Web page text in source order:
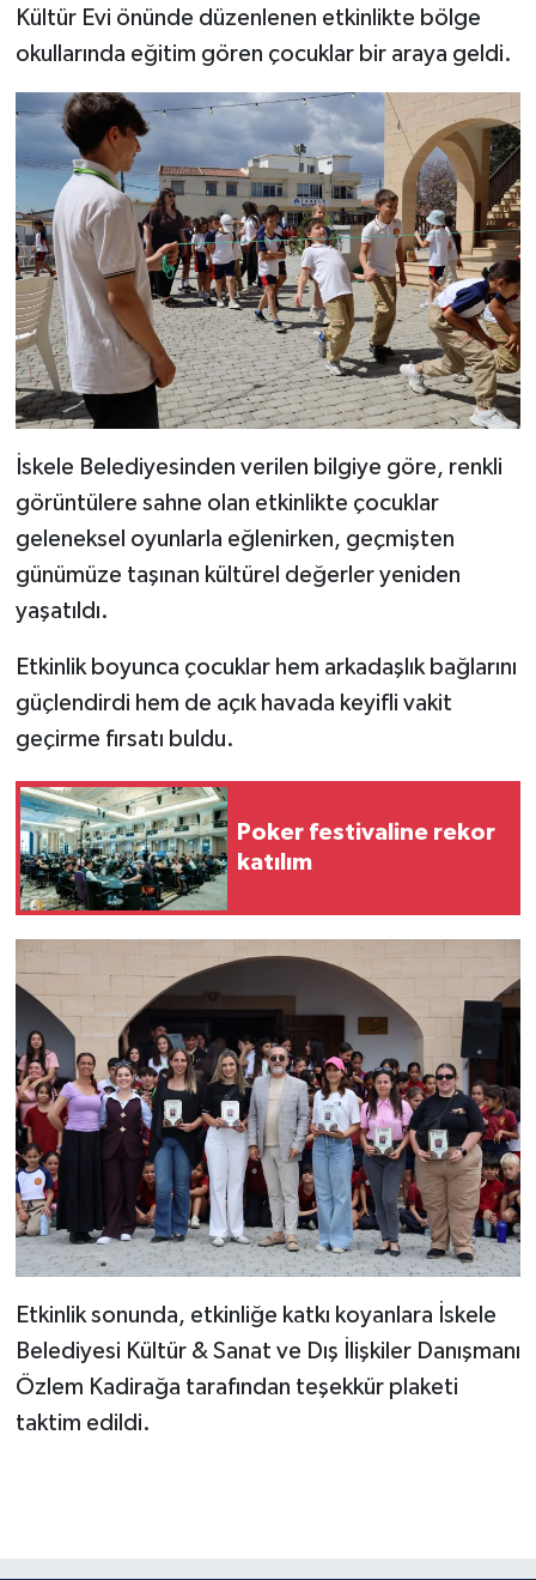
Kültür Evi önünde düzenlenen etkinlikte bölge
okullarında eğitim gören çocuklar bir araya geldi.
İskele Belediyesinden verilen bilgiye göre, renkli
görüntülere sahne olan etkinlikte çocuklar
geleneksel oyunlarla eğlenirken, geçmişten
günümüze taşınan kültürel değerler yeniden
yaşatıldı.
Etkinlik boyunca çocuklar hem arkadaşlık bağlarını
güçlendirdi hem de açık havada keyifli vakit
geçirme fırsatı buldu.
Poker festivaline rekor
katılım
Etkinlik sonunda, etkinliğe katkı koyanlara İskele
Belediyesi Kültür & Sanat ve Dış İlişkiler Danışmanı
Özlem Kadirağa tarafından teşekkür plaketi
taktim edildi.